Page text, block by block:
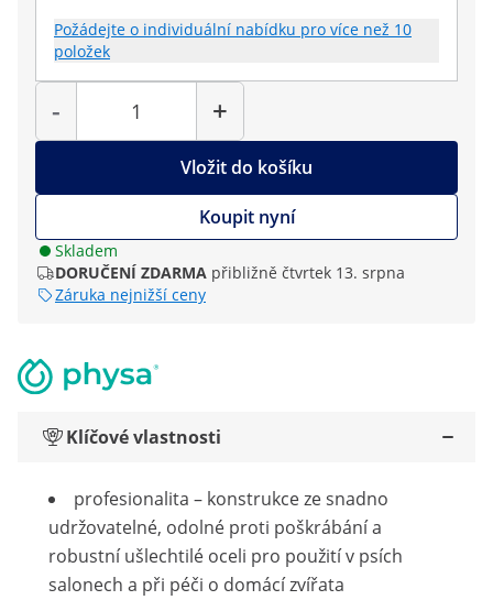
Požádejte o individuální nabídku pro více než 10
položek
-
Počet
+
Vložit do košíku
Koupit nyní
Skladem
DORUČENÍ ZDARMA přibližně čtvrtek 13. srpna
Záruka nejnižší ceny
Klíčové vlastnosti
profesionalita – konstrukce ze snadno
udržovatelné, odolné proti poškrábání a
robustní ušlechtilé oceli pro použití v psích
salonech a při péči o domácí zvířata